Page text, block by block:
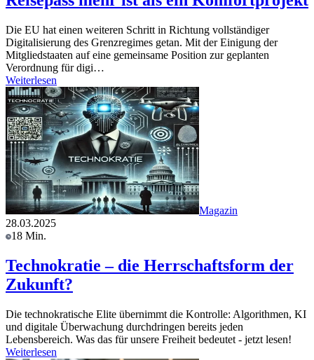
Die EU hat einen weiteren Schritt in Richtung vollständiger
Digitalisierung des Grenzregimes getan. Mit der Einigung der
Mitgliedstaaten auf eine gemeinsame Position zur geplanten
Verordnung für digi…
Weiterlesen
Magazin
28.03.2025
18 Min.
Technokratie – die Herrschaftsform der
Zukunft?
Die technokratische Elite übernimmt die Kontrolle: Algorithmen, KI
und digitale Überwachung durchdringen bereits jeden
Lebensbereich. Was das für unsere Freiheit bedeutet - jetzt lesen!
Weiterlesen